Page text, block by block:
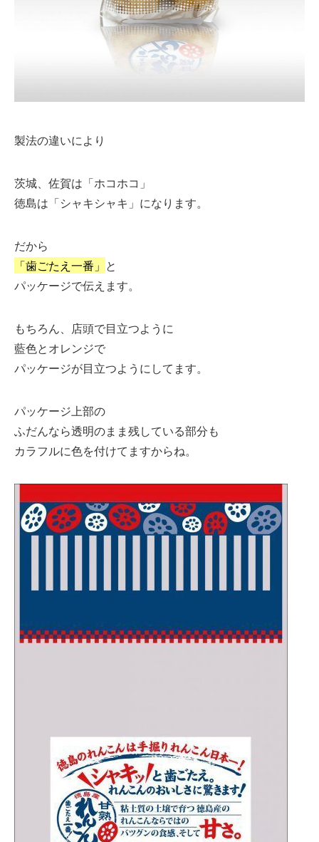
製法の違いにより
茨城、佐賀は「ホコホコ」
徳島は「シャキシャキ」になります。
だから
「歯ごたえ一番」 と
パッケージで伝えます。
もちろん、店頭で目立つように
藍色とオレンジで
パッケージが目立つようにしてます。
パッケージ上部の
ふだんなら透明のまま残している部分も
カラフルに色を付けてますからね。